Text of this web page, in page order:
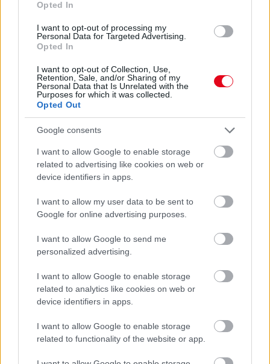
Opted In
I want to opt-out of processing my
Personal Data for Targeted Advertising.
Opted In
I want to opt-out of Collection, Use,
Retention, Sale, and/or Sharing of my
Personal Data that Is Unrelated with the
Purposes for which it was collected.
Opted Out
Google consents
I want to allow Google to enable storage
related to advertising like cookies on web or
device identifiers in apps.
I want to allow my user data to be sent to
Google for online advertising purposes.
I want to allow Google to send me
personalized advertising.
I want to allow Google to enable storage
related to analytics like cookies on web or
device identifiers in apps.
I want to allow Google to enable storage
related to functionality of the website or app.
Orvos figyelmeztet: ezt az apró reggeli tünetet ne
söpörd a szőnyeg alá
megoldás, mint gondolnád